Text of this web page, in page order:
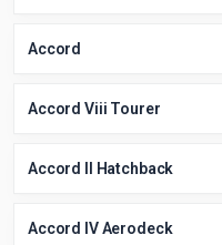
Accord
Accord Viii Tourer
Accord II Hatchback
Accord IV Aerodeck